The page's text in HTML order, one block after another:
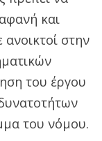
και
στην
του έργου
του νόμου.